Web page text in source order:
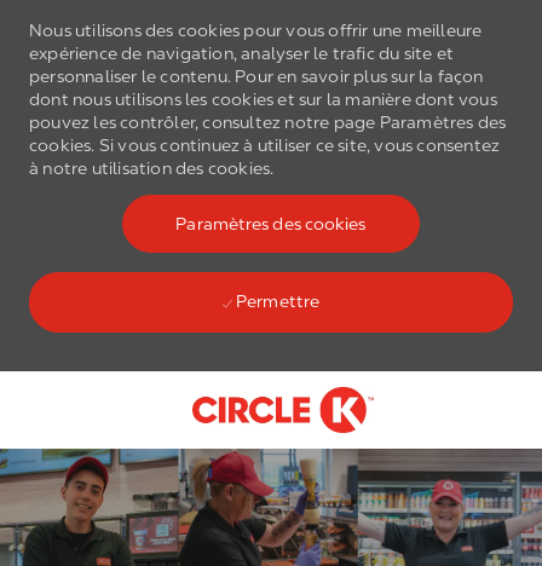
-
Nous utilisons des cookies pour vous offrir une meilleure
expérience de navigation, analyser le trafic du site et
personnaliser le contenu. Pour en savoir plus sur la façon
dont nous utilisons les cookies et sur la manière dont vous
pouvez les contrôler, consultez notre page Paramètres des
cookies. Si vous continuez à utiliser ce site, vous consentez
à notre utilisation des cookies.
Paramètres des cookies
Permettre